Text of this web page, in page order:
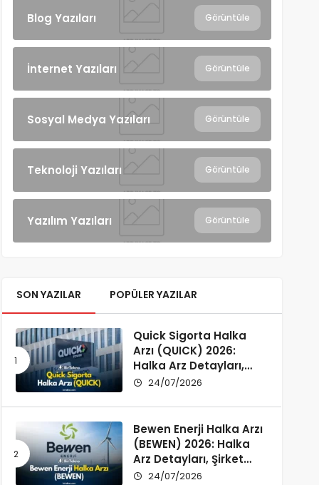
Blog Yazıları Görüntüle
İnternet Yazıları Görüntüle
Sosyal Medya Yazıları Görüntüle
Teknoloji Yazıları Görüntüle
Yazılım Yazıları Görüntüle
SON YAZILAR POPÜLER YAZILAR
Quick Sigorta Halka
Arzı (QUICK) 2026:
Halka Arz Detayları,
Şirket Profili ve
24/07/2026
Bewen Enerji Halka Arzı
(BEWEN) 2026: Halka
Arz Detayları, Şirket
Profili ve Fon Kullanımı
24/07/2026